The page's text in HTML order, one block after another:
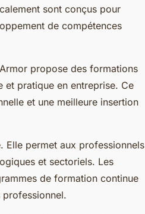
sont conçus pour
de compétences
propose des formations
et pratique en entreprise. Ce
et une meilleure insertion
permet aux professionnels
et sectoriels. Les
de formation continue